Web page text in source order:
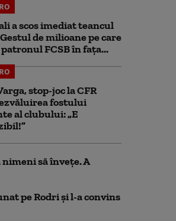
a scos imediat teancul
de milioane pe care
FCSB în fața...
stop-joc la CFR
fostului
al clubului: „E
să înveţe. A
pe Rodri și l-a convins